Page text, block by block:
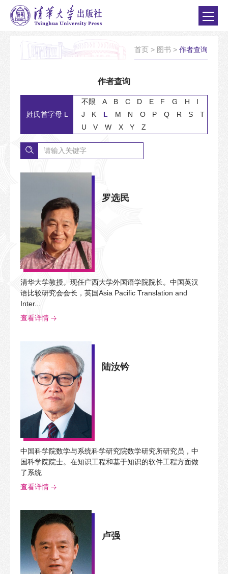
首页 > 图书 > 作者查询
作者查询
姓氏首字母 L
不限 A B C D E F G H
I
J
K L M N O P Q R S
T
U
V W X Y Z
罗选民
清华大学教授。现任广西大学外国语学院院长。中国英汉
语比较研究会会长，英国Asia Pacific Translation and
Inter...
查看详情
陆汝钤
中国科学院数学与系统科学研究院数学研究所研究员，中
国科学院院士。在知识工程和基于知识的软件工程方面做
了系统
查看详情
卢强